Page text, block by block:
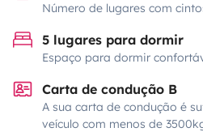
Número de lugares com
5 lugares para dormir
Espaço para dormir
Carta de condução B
A sua carta de condução é
veículo com menos de